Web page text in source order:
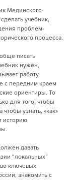
Мединского-
учебник,
проблем-
процесса.
писать
нужен,
работу
с передним краем
ориентиры. То
для того, чтобы
чтобы узнать, «как»
историю
давать
“локальных”
ключевых
знакомить с